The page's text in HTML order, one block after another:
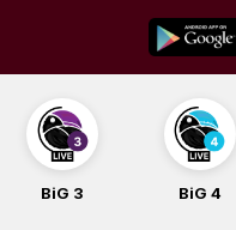
content
BiG 4 BiG Balade